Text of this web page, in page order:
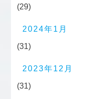
(29)
2024年1月
(31)
2023年12月
(31)